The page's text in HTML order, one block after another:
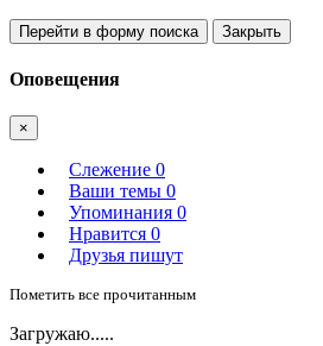
Перейти в форму поиска Закрыть
Оповещения
×
Слежение 0
Ваши темы 0
Упоминания 0
Нравится 0
Друзья пишут
Пометить все прочитанным
Загружаю.....